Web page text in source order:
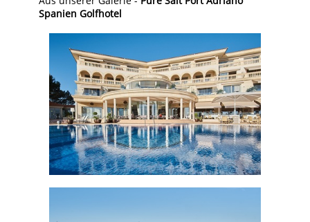
Spanien Golfhotel